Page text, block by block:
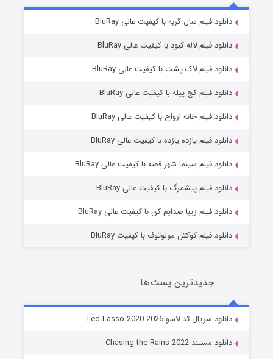
قسمت7 (زیرنویس) منتشر شد
خاندان اژدها فصل ۳
دانلود فیلم سال گربه با کیفیت عالی BluRay
دانلود فیلم لاله کبود با کیفیت عالی BluRay
دانلود فیلم لاک پشت با کیفیت عالی BluRay
دانلود فیلم کج‌ پیله با کیفیت عالی BluRay
دانلود فیلم خانه ارواح با کیفیت عالی BluRay
دانلود فیلم یازده یازده با کیفیت عالی BluRay
دانلود فیلم سینما شهر قصه با کیفیت عالی BluRay
دانلود فیلم پیشمرگ با کیفیت عالی BluRay
دانلود فیلم زیبا صدایم کن با کیفیت عالی BluRay
دانلود فیلم کوکتل مولوتوف با کیفیت BluRay
جدیدترین پست‌ها
دانلود سریال تد لاسو Ted Lasso 2020-2026
دانلود مستند Chasing the Rains 2022